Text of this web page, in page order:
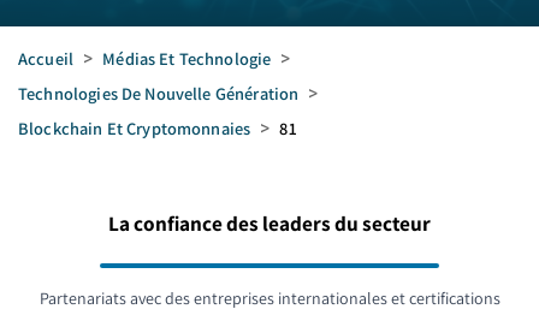
Accueil > Médias Et Technologie >
Technologies De Nouvelle Génération >
Blockchain Et Cryptomonnaies > 81
La confiance des leaders du secteur
Partenariats avec des entreprises internationales et certifications